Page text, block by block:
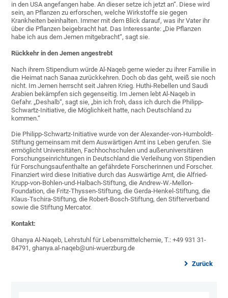
in den USA angefangen habe. An dieser setze ich jetzt an“. Diese wird
sein, an Pflanzen zu erforschen, welche Wirkstoffe sie gegen
Krankheiten beinhalten. Immer mit dem Blick darauf, was ihr Vater ihr
über die Pflanzen beigebracht hat. Das Interessante: „Die Pflanzen
habe ich aus dem Jemen mitgebracht“, sagt sie.
Rückkehr in den Jemen angestrebt
Nach ihrem Stipendium würde Al-Naqeb gerne wieder zu ihrer Familie in
die Heimat nach Sanaa zurückkehren. Doch ob das geht, weiß sie noch
nicht. Im Jemen herrscht seit Jahren Krieg. Huthi-Rebellen und Saudi
Arabien bekämpfen sich gegenseitig. Im Jemen lebt Al-Naqeb in
Gefahr. „Deshalb“, sagt sie, „bin ich froh, dass ich durch die Philipp-
Schwartz-Initiative, die Möglichkeit hatte, nach Deutschland zu
kommen.“
Die Philipp-Schwartz-Initiative wurde von der Alexander-von-Humboldt-
Stiftung gemeinsam mit dem Auswärtigen Amt ins Leben gerufen. Sie
ermöglicht Universitäten, Fachhochschulen und außeruniversitären
Forschungseinrichtungen in Deutschland die Verleihung von Stipendien
für Forschungsaufenthalte an gefährdete Forscherinnen und Forscher.
Finanziert wird diese Initiative durch das Auswärtige Amt, die Alfried-
Krupp-von-Bohlen-und-Halbach-Stiftung, die Andrew-W.-Mellon-
Foundation, die Fritz-Thyssen-Stiftung, die Gerda-Henkel-Stiftung, die
Klaus-Tschira-Stiftung, die Robert-Bosch-Stiftung, den Stifterverband
sowie die Stiftung Mercator.
Kontakt:
Ghanya Al-Naqeb, Lehrstuhl für Lebensmittelchemie, T.: +49 931 31-
84791, ghanya.al-naqeb@uni-wuerzburg.de
Zurück